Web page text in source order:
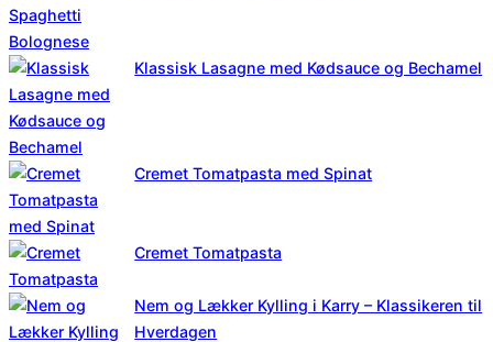
Klassisk Lasagne med Kødsauce og Bechamel
Cremet Tomatpasta med Spinat
Cremet Tomatpasta
Nem og Lækker Kylling i Karry – Klassikeren til
Hverdagen